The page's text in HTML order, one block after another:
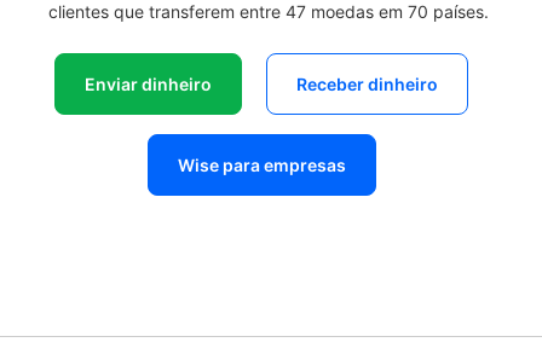
clientes que transferem entre 47 moedas em 70 países.
Enviar dinheiro Receber dinheiro
Wise para empresas